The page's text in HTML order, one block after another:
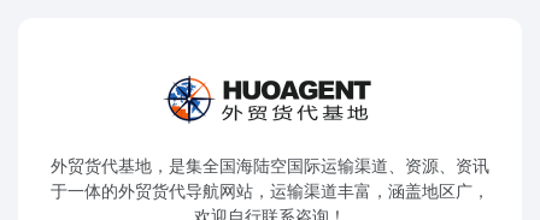
外贸货代基地，是集全国海陆空国际运输渠道、资源、资讯
于一体的外贸货代导航网站，运输渠道丰富，涵盖地区广，
欢迎自行联系咨询！